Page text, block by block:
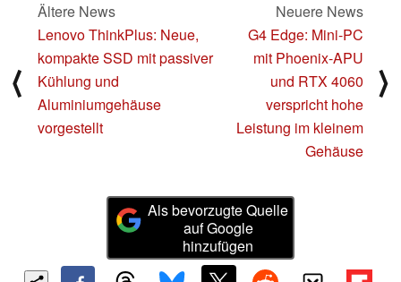
⟨
Ältere News
Lenovo ThinkPlus: Neue,
kompakte SSD mit passiver
Kühlung und
Aluminiumgehäuse
vorgestellt
Neuere News
G4 Edge: Mini-PC
mit Phoenix-APU
und RTX 4060
verspricht hohe
Leistung im kleinem
Gehäuse
⟩
Als bevorzugte Quelle
auf Google
hinzufügen